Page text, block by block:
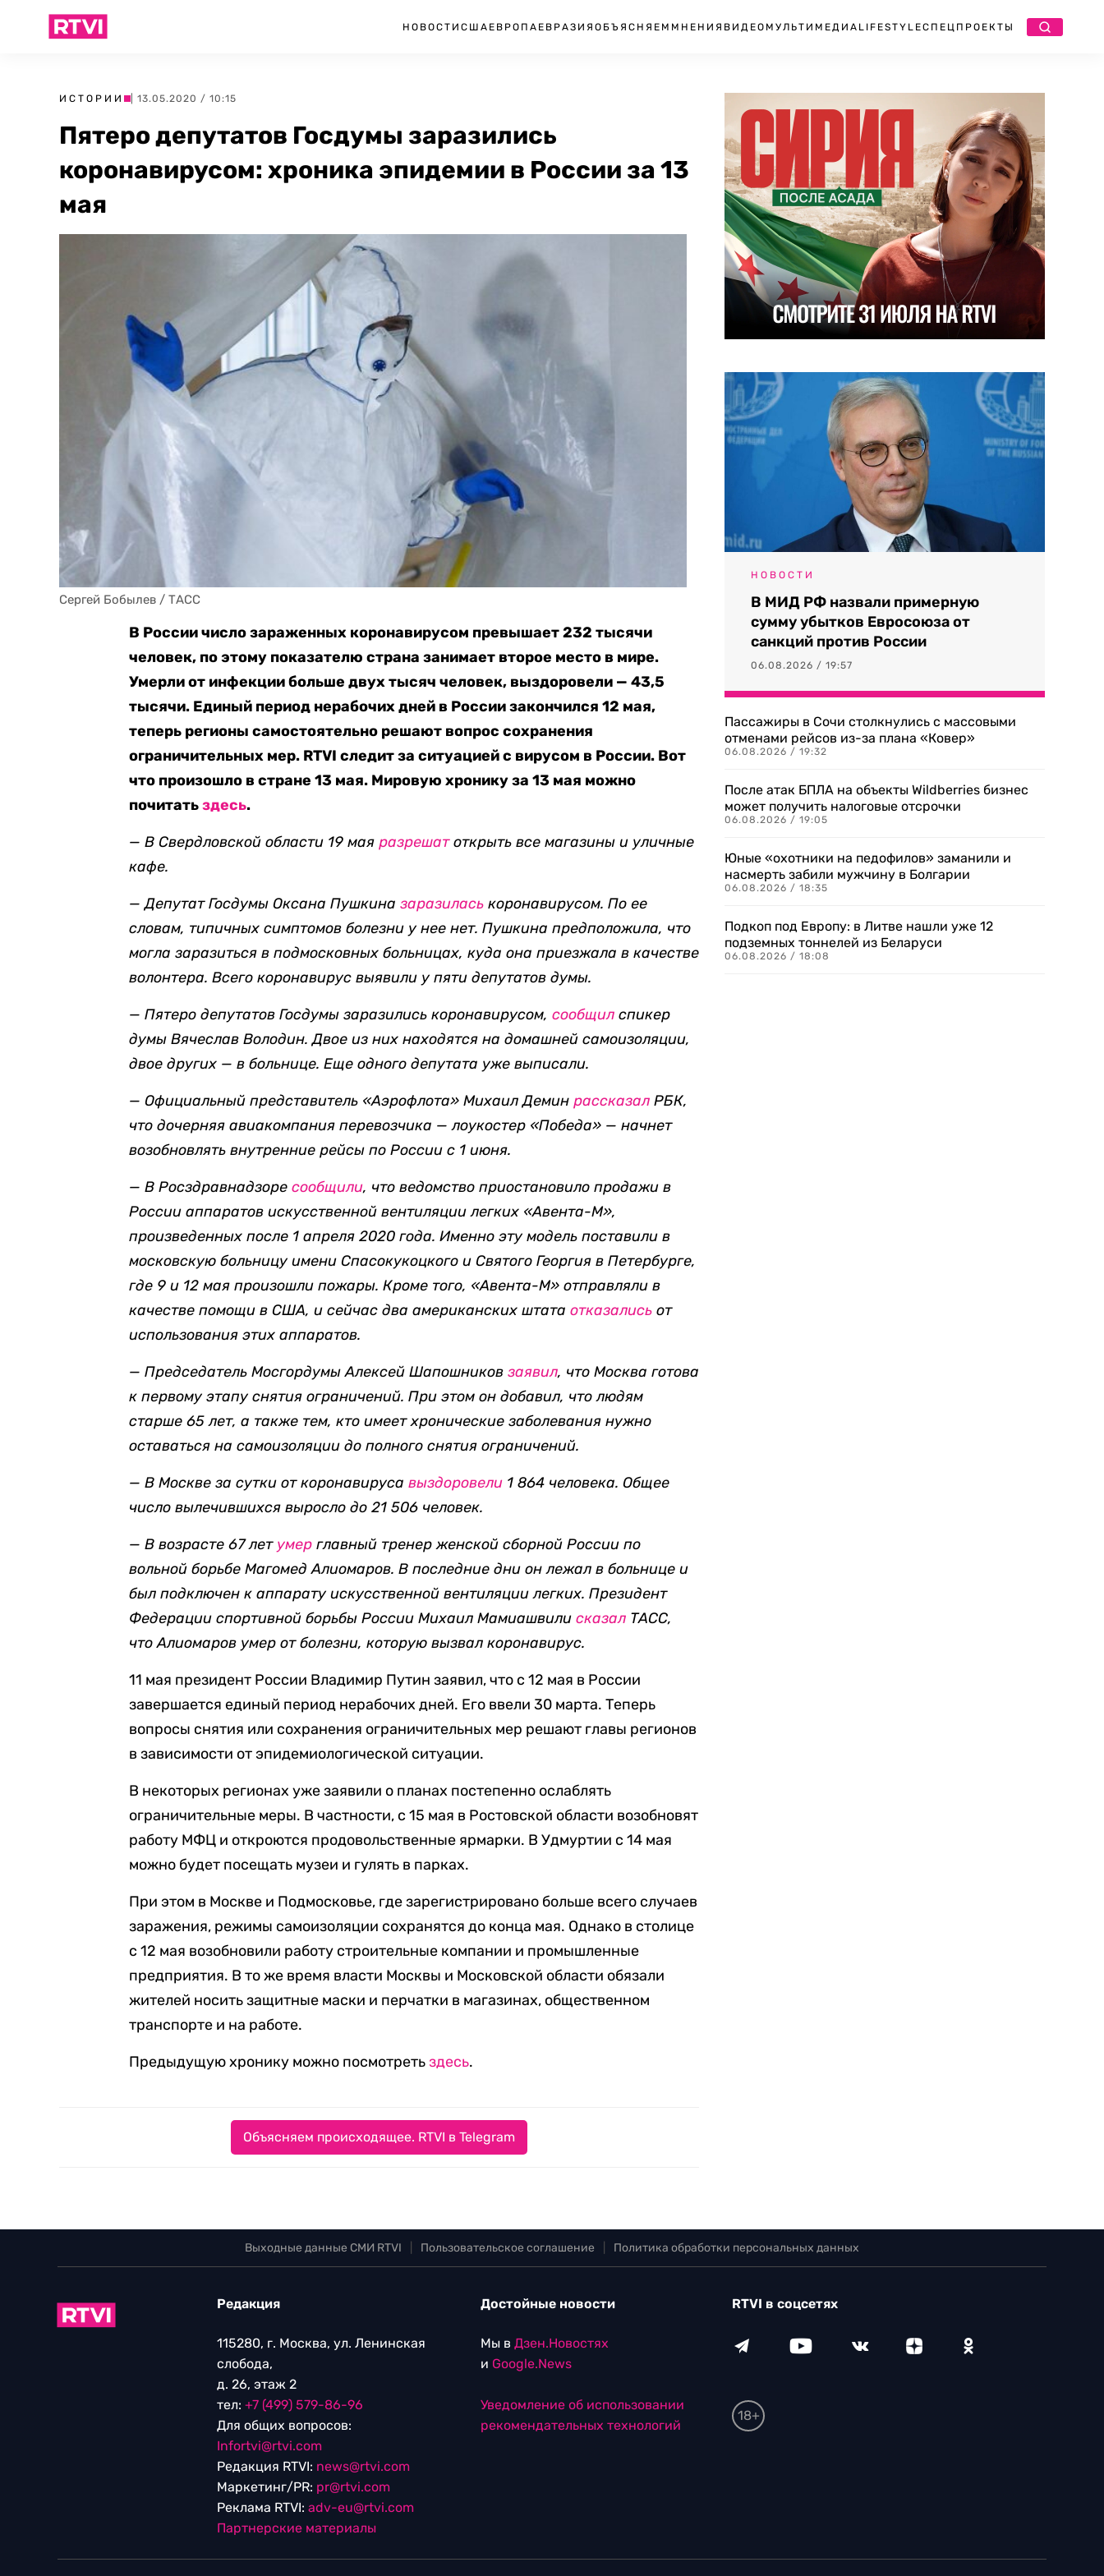
НОВОСТИ США ЕВРОПА ЕВРАЗИЯ ОБЪЯСНЯЕМ МНЕНИЯ ВИДЕО МУЛЬТИМЕДИА LIFESTYLEСПЕЦПРОЕКТЫ
ИСТОРИИ | 13.05.2020 / 10:15
Пятеро депутатов Госдумы заразились
коронавирусом: хроника эпидемии в России за 13
мая
Сергей Бобылев / ТАСС
В России число зараженных коронавирусом превышает 232 тысячи
человек, по этому показателю страна занимает второе место в мире.
Умерли от инфекции больше двух тысяч человек, выздоровели — 43,5
тысячи. Единый период нерабочих дней в России закончился 12 мая,
теперь регионы самостоятельно решают вопрос сохранения
ограничительных мер. RTVI следит за ситуацией с вирусом в России. Вот
что произошло в стране 13 мая. Мировую хронику за 13 мая можно
почитатьздесь.
— В Свердловской области 19 маяразрешатоткрыть все магазины и уличные
кафе.
— Депутат Госдумы Оксана Пушкиназаразилась коронавирусом. По ее
словам, типичных симптомов болезни у нее нет.Пушкина предположила, что
могла заразиться в подмосковных больницах, куда она приезжала в качестве
волонтера. Всего коронавирус выявили у пяти депутатов думы.
— Пятеро депутатов Госдумы заразились коронавирусом,сообщил спикер
думы Вячеслав Володин. Двое из них находятся на домашней самоизоляции,
двое других —в больнице. Еще одного депутата уже выписали.
— Официальный представитель «Аэрофлота» Михаил Деминрассказал РБК,
что дочерняя авиакомпания перевозчика — лоукостер «Победа» — начнет
возобновлять внутренние рейсы по России с 1 июня.
— В Росздравнадзоресообщили, чтоведомство приостановило продажи в
России аппаратов искусственной вентиляции легких «Авента-М»,
произведенных после 1 апреля 2020 года. Именно эту модель поставили в
московскую больницу имени Спасокукоцкого и Святого Георгия в Петербурге,
где 9 и 12 мая произошли пожары. Кроме того, «Авента-М» отправляли в
качестве помощи в США, и сейчас два американских штатаотказались от
использования этих аппаратов.
— Председатель Мосгордумы Алексей Шапошниковзаявил, что Москва готова
к первому этапу снятия ограничений. При этом он добавил, что людям
старше 65 лет, а также тем, кто имеет хронические заболевания нужно
оставаться на самоизоляции до полного снятия ограничений.
— В Москве за сутки от коронавирусавыздоровели 1 864 человека. Общее
число вылечившихся выросло до 21 506 человек.
— В возрасте 67 лет умер главный тренер женской сборной России по
вольной борьбе Магомед Алиомаров. В последние дни он лежал в больнице и
был подключен к аппарату искусственной вентиляции легких. Президент
Федерации спортивной борьбы России Михаил Мамиашвилисказал ТАСС,
что Алиомаров умер от болезни, которую вызвал коронавирус.
11 мая президент России Владимир Путин заявил, что с 12 мая в России
завершается единый период нерабочих дней. Его ввели 30 марта. Теперь
вопросы снятия или сохранения ограничительных мер решают главы регионов
в зависимости от эпидемиологической ситуации.
В некоторых регионах уже заявили о планах постепенно ослаблять
ограничительные меры. В частности, с 15 мая в Ростовской области возобновят
работу МФЦ и откроются продовольственные ярмарки. В Удмуртии с 14 мая
можно будет посещать музеи и гулять в парках.
При этом в Москве и Подмосковье, где зарегистрировано больше всего случаев
заражения, режимы самоизоляции сохранятся до конца мая. Однако в столице
с 12 мая возобновили работу строительные компании и промышленные
предприятия. В то же время власти Москвы и Московской области обязали
жителей носить защитные маски и перчатки в магазинах, общественном
транспорте и на работе.
Предыдущую хронику можно посмотретьздесь.
Объясняем происходящее. RTVI в Telegram
НОВОСТИ
В МИД РФ назвали примерную
сумму убытков Евросоюза от
санкций против России
06.08.2026 / 19:57
Пассажиры в Сочи столкнулись с массовыми
отменами рейсов из-за плана «Ковер»
06.08.2026 / 19:32
После атак БПЛА на объекты Wildberries бизнес
может получить налоговые отсрочки
06.08.2026 / 19:05
Юные «охотники на педофилов» заманили и
насмерть забили мужчину в Болгарии
06.08.2026 / 18:35
Подкоп под Европу: в Литве нашли уже 12
подземных тоннелей из Беларуси
06.08.2026 / 18:08
Выходные данные СМИ RTVI Пользовательское соглашение Политика обработки персональных данных
Редакция
115280, г. Москва, ул. Ленинская
слобода,
д. 26, этаж 2
тел: +7 (499) 579-86-96
Для общих вопросов:
Infortvi@rtvi.com
Редакция RTVI: news@rtvi.com
Маркетинг/PR: pr@rtvi.com
Реклама RTVI: adv-eu@rtvi.com
Партнерские материалы
Достойные новости
Мы в Дзен.Новостях
и Google.News
Уведомление об использовании
рекомендательных технологий
RTVI в соцсетях
18+